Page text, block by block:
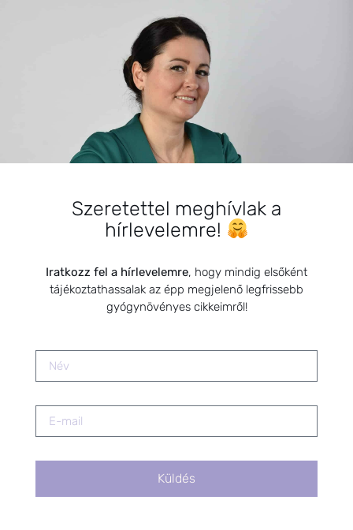
BEMUTATKOZÁS
egészségügyi biomérnök, fitoterapeuta és édesanya.
Küldetésem a gyógynövények hatékony
férfiak egészségének megőrzése és helyreállítása.
HÍRLEVÉL
E-mail cím
Kérlek a feliratkozáshoz fogadd el
Szeretettel meghívlak a
hírlevelemre!
Iratkozz fel a hírlevelemre, hogy mindig elsőként
tájékoztathassalak az épp megjelenő legfrissebb
gyógynövényes cikkeimről!
Küldés